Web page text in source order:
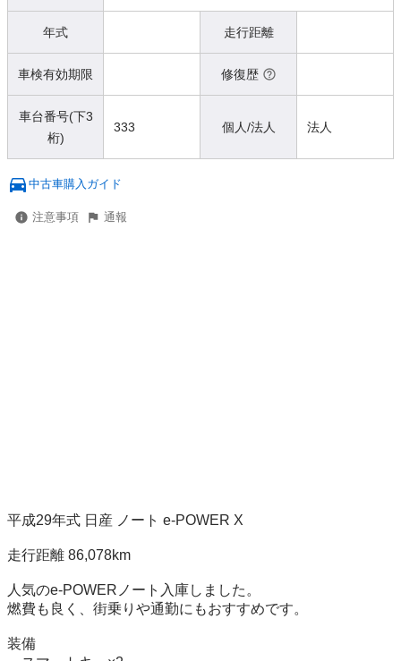
年式 走行距離
車検有効期限 修復歴
車台番号(下3
桁)
333 個人/法人 法人
中古車購入ガイド
注意事項 通報
平成29年式 日産 ノート e-POWER X
走行距離 86,078km
人気のe-POWERノート入庫しました。
燃費も良く、街乗りや通勤にもおすすめです。
装備